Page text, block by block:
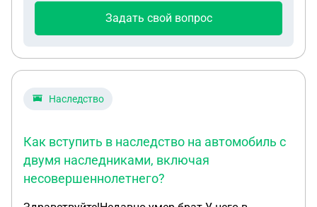
смысл судиться или время упущено?
Задать свой вопрос
Наследство
Как вступить в наследство на автомобиль с
двумя наследниками, включая
несовершеннолетнего?